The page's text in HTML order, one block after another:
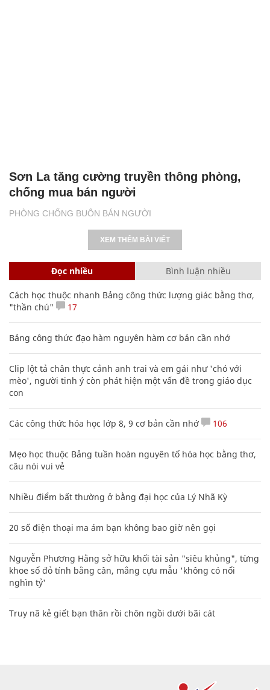
PHÒNG CHỐNG BUÔN BÁN NGƯỜI
Sơn La tăng cường truyền thông phòng,
chống mua bán người
XEM THÊM BÀI VIẾT
Đọc nhiều Bình luận nhiều
Cách học thuộc nhanh Bảng công thức lượng giác bằng thơ,
"thần chú"
17
Bảng công thức đạo hàm nguyên hàm cơ bản cần nhớ
Clip lột tả chân thực cảnh anh trai và em gái như 'chó với
mèo', người tinh ý còn phát hiện một vấn đề trong giáo dục
con
Các công thức hóa học lớp 8, 9 cơ bản cần nhớ 106
Mẹo học thuộc Bảng tuần hoàn nguyên tố hóa học bằng thơ,
câu nói vui vẻ
Nhiều điểm bất thường ở bằng đại học của Lý Nhã Kỳ
20 số điện thoại ma ám bạn không bao giờ nên gọi
Nguyễn Phương Hằng sở hữu khối tài sản "siêu khủng", từng
khoe sổ đỏ tính bằng cân, mắng cựu mẫu 'không có nổi
nghìn tỷ'
Truy nã kẻ giết bạn thân rồi chôn ngồi dưới bãi cát